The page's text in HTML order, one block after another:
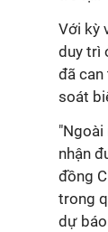
Với kỳ
duy trì
đã
soát
"Ngoài
nhận
đồng
trong
dự